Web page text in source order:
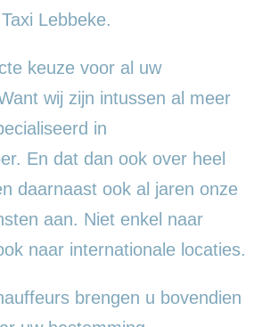
Lebbeke.
keuze voor al uw
wij zijn intussen al meer
in
En dat dan ook over heel
daarnaast ook al jaren onze
aan. Niet enkel naar
naar internationale locaties.
brengen u bovendien